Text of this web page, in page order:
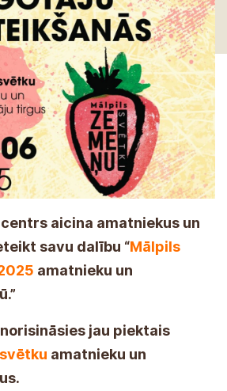
aicina amatniekus un
savu dalību “Mālpils
amatnieku un
jau piektais
amatnieku un